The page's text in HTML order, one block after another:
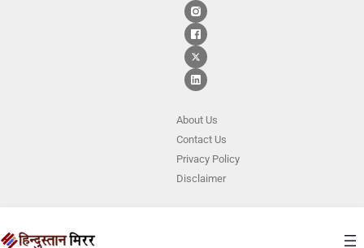
About Us
ContactUs
Privacy Policy
Disclaimer